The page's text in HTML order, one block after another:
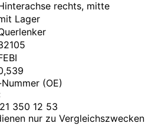
Carbodies
Cupra
rechts, mitte
Lager
(OE)
350 12 53
nur zu Vergleichszwecken